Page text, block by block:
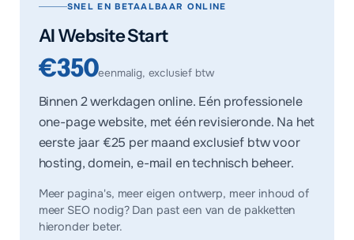
SNEL EN BETAALBAAR ONLINE
AI Website Start
€350eenmalig, exclusief btw
Binnen 2 werkdagen online. Eén professionele
one-page website, met één revisieronde. Na het
eerste jaar €25 per maandexclusief btw voor
hosting, domein, e-mail en technisch beheer.
Meer pagina's, meer eigen ontwerp, meer inhoud of
meer SEO nodig? Dan past een van de pakketten
hieronder beter.